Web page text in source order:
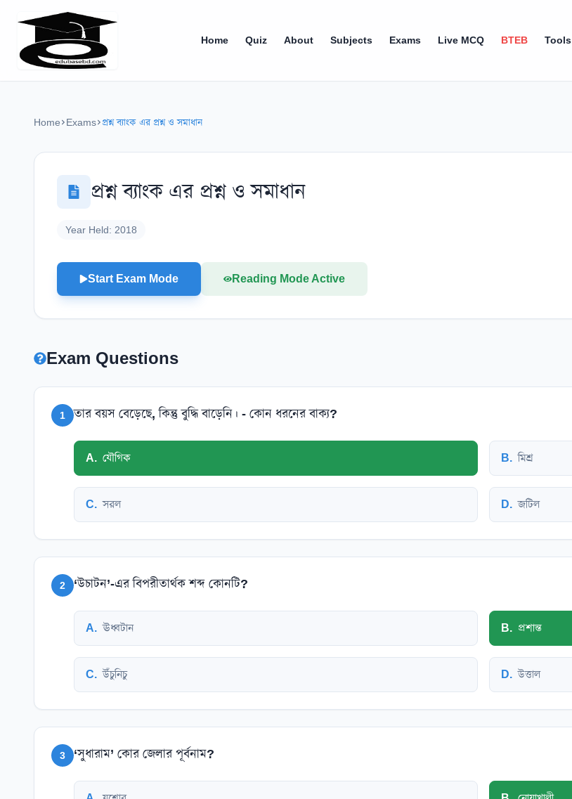
Home Quiz About Subjects Exams Live MCQ BTEB Tools
Home Exams প্রশ্ন ব্যাংক এর প্রশ্ন ও সমাধান
প্রশ্ন ব্যাংক এর প্রশ্ন ও সমাধান
Year Held: 2018
Start Exam Mode Reading Mode Active
Exam Questions
1 তার বয়স বেড়েছে, কিন্তু বুদ্ধি বাড়েনি। - কোন ধরনের বাক্য?
A. যৌগিক B. মিশ্র
C. সরল D. জটিল
2 ‘উচাটন’-এর বিপরীতার্থক শব্দ কোনটি?
A. ঊধ্বটান B. প্রশান্ত
C. উঁচুনিচু D. উত্তাল
3 ‘সুধারাম’ কোর জেলার পূর্বনাম?